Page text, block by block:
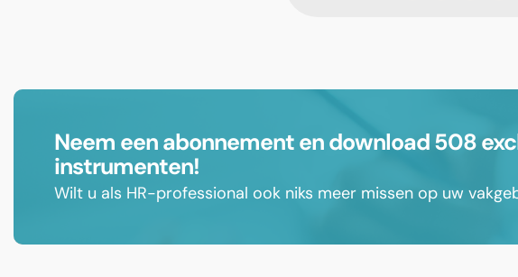
Neem een abonnement en download 508
instrumenten!
Wilt u als HR-professional ook niks meer missen op uw